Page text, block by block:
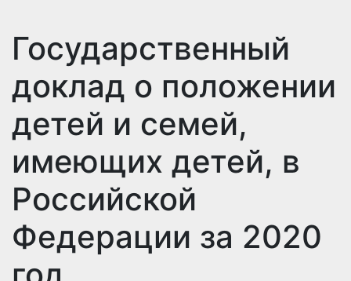
Государственный
доклад о положении
детей и семей,
имеющих детей, в
Российской
Федерации за 2020